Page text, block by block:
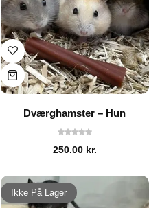
Dværghamster – Hun
250.00 kr.
Ikke På Lager